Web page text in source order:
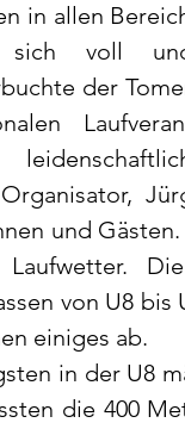
in allen
sich voll
der
und
Laufwetter.
von U8
einiges ab.
in der U8
die 400